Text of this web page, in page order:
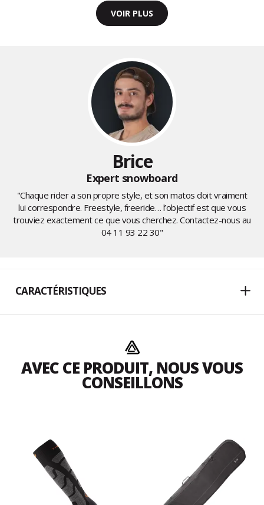
VOIR PLUS
Brice
Expert snowboard
"Chaque rider a son propre style, et son matos doit vraiment
lui correspondre. Freestyle, freeride… l’objectif est que vous
trouviez exactement ce que vous cherchez. Contactez-nous au
04 11 93 22 30"
CARACTÉRISTIQUES
AVEC CE PRODUIT, NOUS VOUS
CONSEILLONS